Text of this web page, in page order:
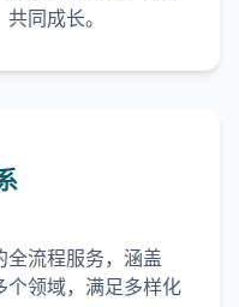
同成长。
全流程服务，涵盖
个领域，满足多样化